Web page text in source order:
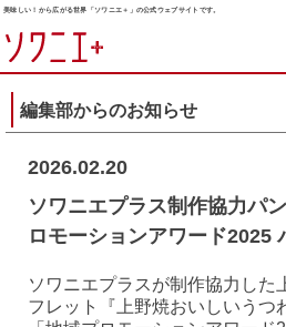
美味しい！から広がる世界「ソワニエ＋」の公式ウェブサイトです。
編集部からのお知らせ
2026.02.20
ソワニエプラス制作協力パ
ロモーションアワード2025
ソワニエプラスが制作協力した
フレット『上野焼おいしいうつ